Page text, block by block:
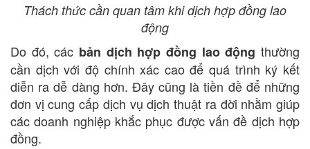
Thách thức cần quan tâm khi dịch hợp đồng lao
động
Do đó, các bản dịch hợp đồng lao động thường
cần dịch với độ chính xác cao để quá trình ký kết
diễn ra dễ dàng hơn. Đây cũng là tiền đề để những
đơn vị cung cấp dịch vụ dịch thuật ra đời nhằm giúp
các doanh nghiệp khắc phục được vấn đề dịch hợp
đồng.